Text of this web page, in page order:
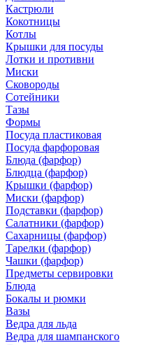
Кастрюли
Кокотницы
Котлы
Крышки для посуды
Лотки и противни
Миски
Сковороды
Сотейники
Тазы
Формы
Посуда пластиковая
Посуда фарфоровая
Блюда (фарфор)
Блюдца (фарфор)
Крышки (фарфор)
Миски (фарфор)
Подставки (фарфор)
Салатники (фарфор)
Сахарницы (фарфор)
Тарелки (фарфор)
Чашки (фарфор)
Предметы сервировки
Блюда
Бокалы и рюмки
Вазы
Ведра для льда
Ведра для шампанского